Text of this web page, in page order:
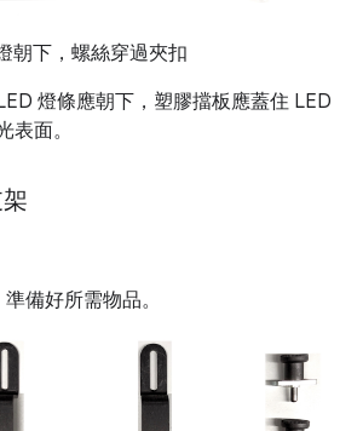
朝下，螺絲穿過夾扣
燈條應朝下，塑膠擋板應蓋住 LED
表面。
備好所需物品。